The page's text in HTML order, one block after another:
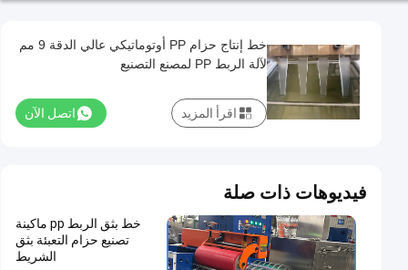
خط إنتاج حزام PP أوتوماتيكي عالي الدقة 9 مم
لآلة الربط PP لمصنع التصنيع
اتصل الآن اقرأ المزيد
فيديوهات ذات صلة
خط بثق الربط pp ماكينة
تصنيع حزام التعبئة بثق
الشريط